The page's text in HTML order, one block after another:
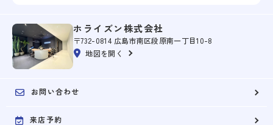
ホライズン株式会社
〒732-0814 広島市南区段原南一丁目10-8
地図を開く
お問い合わせ
来店予約